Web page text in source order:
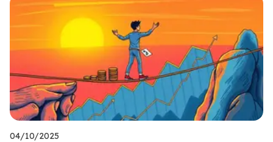
04/10/2025